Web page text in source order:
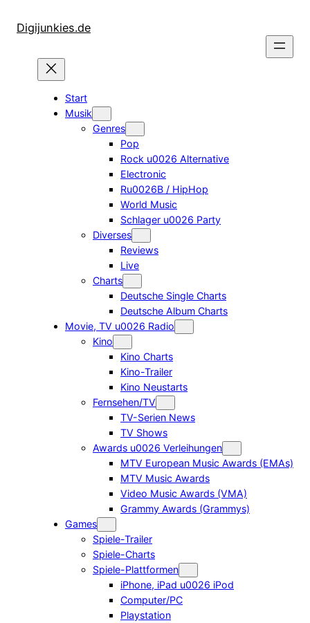
InhaltDigijunkies.de
Start
Musik
Genres
Pop
Rock u0026 Alternative
Electronic
Ru0026B / HipHop
World Music
Schlager u0026 Party
Diverses
Reviews
Live
Charts
Deutsche Single Charts
Deutsche Album Charts
Movie, TV u0026 Radio
Kino
Kino Charts
Kino-Trailer
Kino Neustarts
Fernsehen/TV
TV-Serien News
TV Shows
Awards u0026 Verleihungen
MTV European Music Awards (EMAs)
MTV Music Awards
Video Music Awards (VMA)
Grammy Awards (Grammys)
Games
Spiele-Trailer
Spiele-Charts
Spiele-Plattformen
iPhone, iPad u0026 iPod
Computer/PC
Playstation